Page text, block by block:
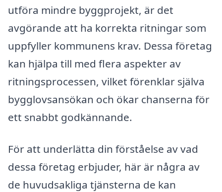
utföra mindre byggprojekt, är det
avgörande att ha korrekta ritningar som
uppfyller kommunens krav. Dessa företag
kan hjälpa till med flera aspekter av
ritningsprocessen, vilket förenklar själva
bygglovsansökan och ökar chanserna för
ett snabbt godkännande.
För att underlätta din förståelse av vad
dessa företag erbjuder, här är några av
de huvudsakliga tjänsterna de kan